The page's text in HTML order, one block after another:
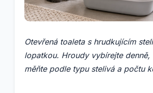
Otevřená toaleta s hrudkujícím
lopatkou. Hroudy vybírejte denně,
měňte podle typu stelivá a počtu